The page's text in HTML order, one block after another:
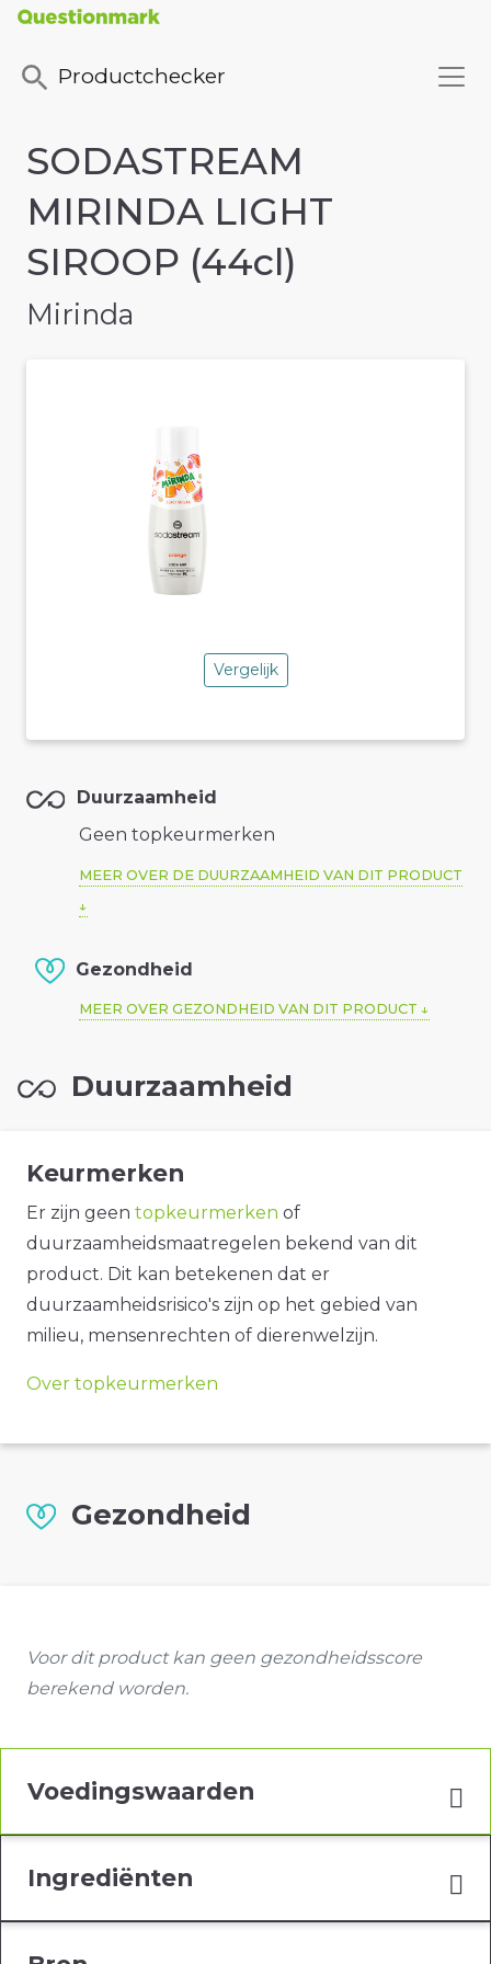
Productchecker
SODASTREAM
MIRINDA LIGHT
SIROOP (44cl)
Mirinda
Vergelijk
Duurzaamheid
Geen topkeurmerken
MEER OVER DE DUURZAAMHEID VAN DIT PRODUCT
Gezondheid
MEER OVER GEZONDHEID VAN DIT PRODUCT
Duurzaamheid
Keurmerken
Er zijn geen topkeurmerken of
duurzaamheidsmaatregelen bekend van dit
product. Dit kan betekenen dat er
duurzaamheidsrisico's zijn op het gebied van
milieu, mensenrechten of dierenwelzijn.
Over topkeurmerken
Gezondheid
Voor dit product kan geen gezondheidsscore
berekend worden.
Voedingswaarden
Ingrediënten